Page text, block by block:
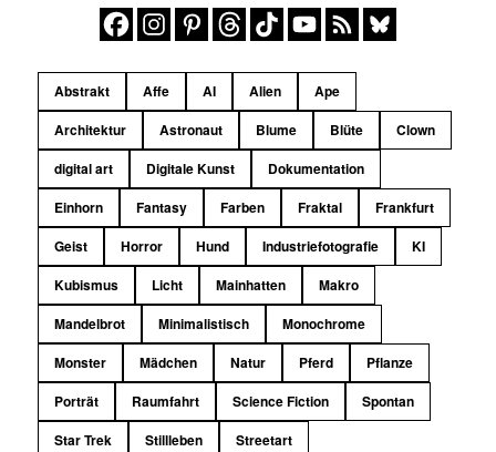
Abstrakt Affe AI Alien
Ape
Architektur
Astronaut Blume Blüte
Clown
digital art
Digitale Kunst
Dokumentation
Einhorn
Fantasy Farben Fraktal
Frankfurt
Geist
Horror Hund Industriefotografie
KI
Kubismus
Licht Mainhatten
Makro
Mandelbrot
Minimalistisch
Monochrome
Monster
Mädchen Natur Pferd
Pflanze
Porträt
Raumfahrt Science Fiction
Spontan
Star Trek
Stillleben Streetart